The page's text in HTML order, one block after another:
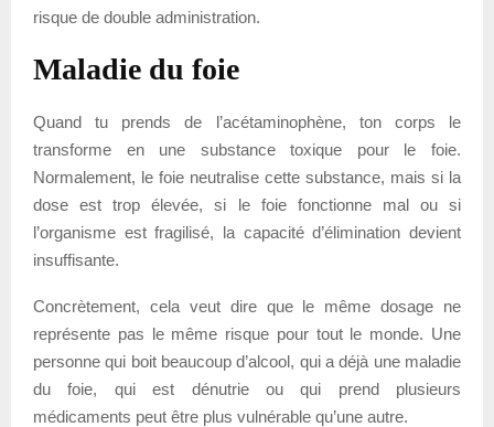
risque de double administration.
Maladie du foie
Quand tu prends de l’acétaminophène, ton corps le
transforme en une substance toxique pour le foie.
Normalement, le foie neutralise cette substance, mais si la
dose est trop élevée, si le foie fonctionne mal ou si
l’organisme est fragilisé, la capacité d’élimination devient
insuffisante.
Concrètement, cela veut dire que le même dosage ne
représente pas le même risque pour tout le monde. Une
personne qui boit beaucoup d’alcool, qui a déjà une maladie
du foie, qui est dénutrie ou qui prend plusieurs
médicaments peut être plus vulnérable qu’une autre.